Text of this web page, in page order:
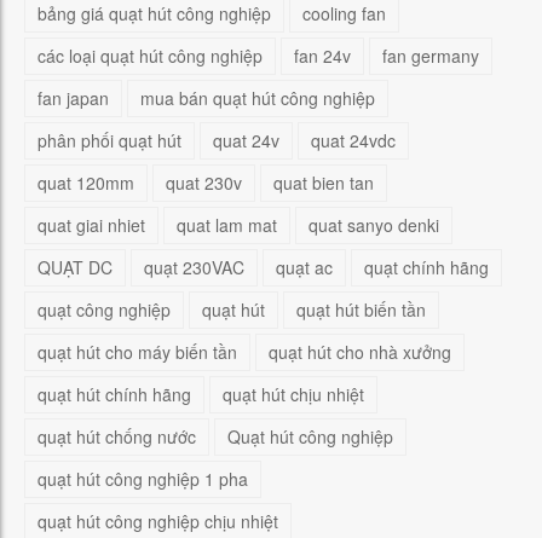
bảng giá quạt hút công nghiệp
cooling fan
các loại quạt hút công nghiệp
fan 24v
fan germany
fan japan
mua bán quạt hút công nghiệp
phân phối quạt hút
quat 24v
quat 24vdc
quat 120mm
quat 230v
quat bien tan
quat giai nhiet
quat lam mat
quat sanyo denki
QUẠT DC
quạt 230VAC quạt ac
quạt chính hãng
quạt công nghiệp
quạt hút
quạt hút biến tần
quạt hút cho máy biến tần
quạt hút cho nhà xưởng
quạt hút chính hãng
quạt hút chịu nhiệt
quạt hút chống nước
Quạt hút công nghiệp
quạt hút công nghiệp 1 pha
quạt hút công nghiệp chịu nhiệt